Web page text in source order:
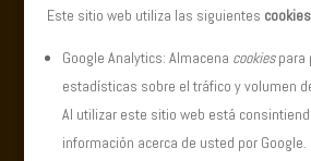
Este sitio web utiliza las siguientes
Google Analytics: Almacena cookiespara
estadísticas sobre el tráfico y volumen
Al utilizar este sitio web está
información acerca de usted por